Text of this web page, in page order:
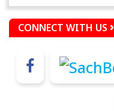
CONNECT WITH US